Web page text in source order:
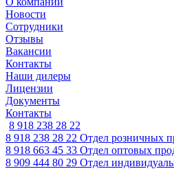
Новости
Сотрудники
Отзывы
Вакансии
Контакты
Наши дилеры
Лицензии
Документы
Контакты
8 918 238 28 22
8 918 238 28 22 Отдел розничных
8 918 663 45 33 Отдел оптовых
8 909 444 80 29 Отдел